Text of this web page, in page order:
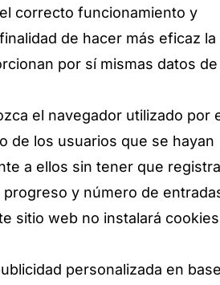
correcto funcionamiento y
de hacer más eficaz la
por sí mismas datos de
el navegador utilizado por
de los usuarios que se hayan
a ellos sin tener que
y número de
sitio web no instalará cookies
personalizada en